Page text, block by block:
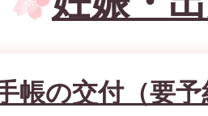
帳の交付（要予